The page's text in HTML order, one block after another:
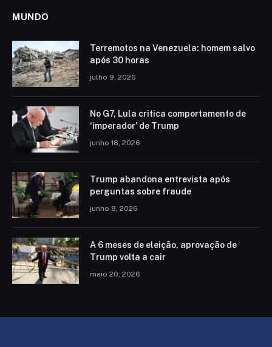
MUNDO
Terremotos na Venezuela: homem salvo
após 30 horas
julho 9, 2026
No G7, Lula critica comportamento de
‘imperador’ de Trump
junho 18, 2026
Trump abandona entrevista após
perguntas sobre fraude
junho 8, 2026
A 6 meses de eleição, aprovação de
Trump volta a cair
maio 20, 2026